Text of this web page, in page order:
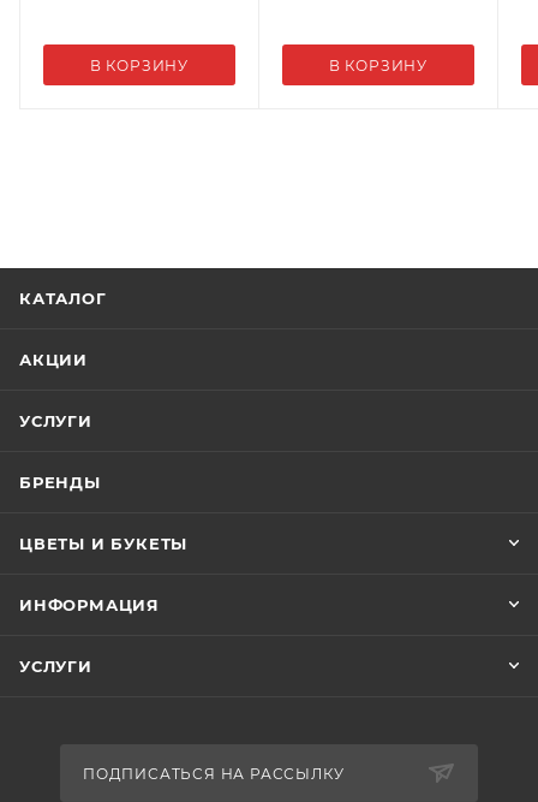
В КОРЗИНУ В КОРЗИНУ
КАТАЛОГ
АКЦИИ
УСЛУГИ
БРЕНДЫ
ЦВЕТЫ И БУКЕТЫ
ИНФОРМАЦИЯ
УСЛУГИ
ПОДПИСАТЬСЯ НА РАССЫЛКУ